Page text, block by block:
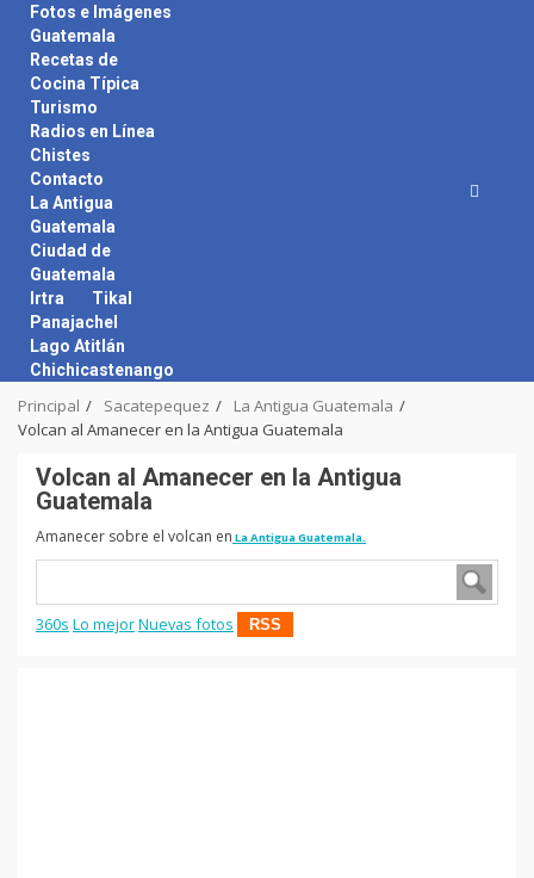
content
Fotos e Imágenes
Guatemala
Recetas de
Cocina Típica
Turismo
Radios en Línea
Chistes
Contacto
La Antigua
Guatemala
Ciudad de
Guatemala
Irtra
Tikal
Panajachel
Lago Atitlán
Chichicastenango
Principal Sacatepequez
La Antigua Guatemala
Volcan al Amanecer en la Antigua Guatemala
Volcan al Amanecer en la Antigua
Guatemala
Amanecer sobre el volcan en La Antigua Guatemala.
360s Lo mejorNuevas fotos RSS